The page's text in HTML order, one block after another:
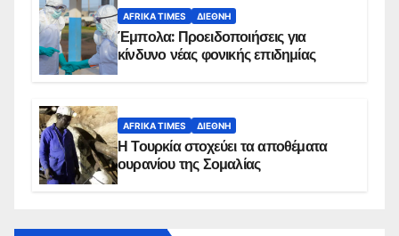
AFRIKA TIMES ΔΙΕΘΝΉ
Έμπολα: Προειδοποιήσεις για
κίνδυνο νέας φονικής επιδημίας
AFRIKA TIMES ΔΙΕΘΝΉ
Η Τουρκία στοχεύει τα αποθέματα
ουρανίου της Σομαλίας